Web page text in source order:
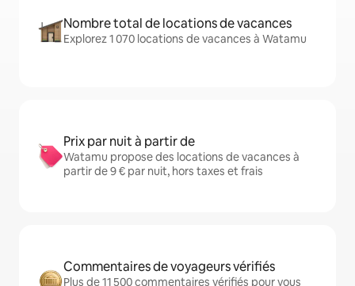
Nombre total de locations de vacances
Explorez 1 070 locations de vacances à Watamu
Prix par nuit à partir de
Watamu propose des locations de vacances à
partir de 9 € par nuit, hors taxes et frais
Commentaires de voyageurs vérifiés
Plus de 11 500 commentaires vérifiés pour vous